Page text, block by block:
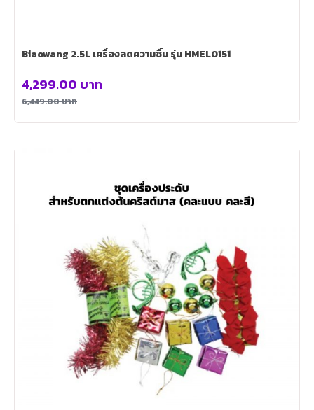
Biaowang 2.5L เครื่องลดความชื้น รุ่น HMEL0151
6,449.00บาท
4,299.00 บาท